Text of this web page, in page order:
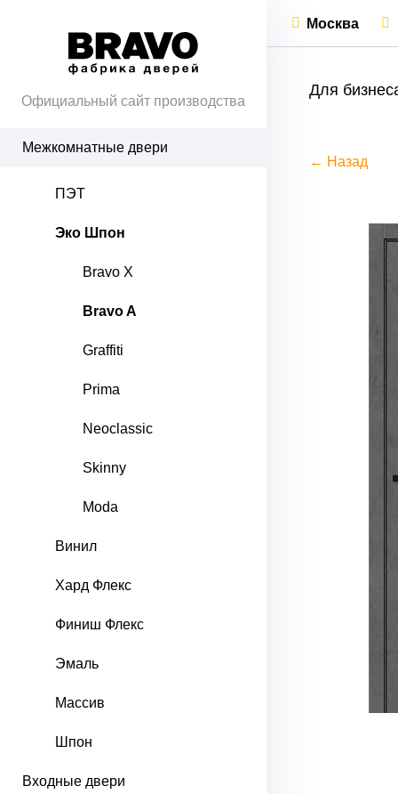
Официальный сайт производства
Межкомнатные двери
ПЭТ
Эко Шпон
Bravo X
Bravo A
Graffiti
Prima
Neoclassic
Skinny
Moda
Винил
Хард Флекс
Финиш Флекс
Эмаль
Массив
Шпон
Входные двери
Москва
Для
← Назад